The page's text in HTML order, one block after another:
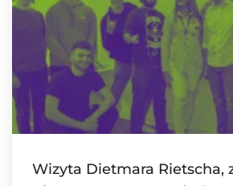
Wizyta Dietmara Rietscha,